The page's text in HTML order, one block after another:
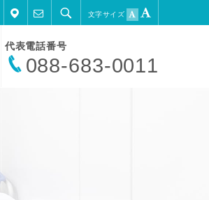
文字サイズ
代表電話番号
088-683-0011